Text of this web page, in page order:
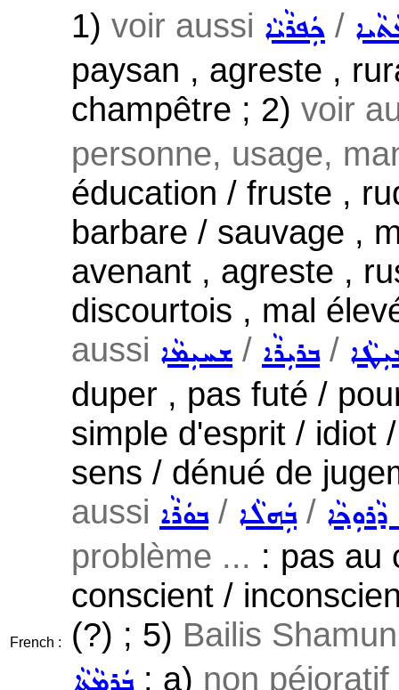
French :
1) voir aussi ܟܲܦܪܵܝܵܐ /
paysan , agreste ,
champêtre ; 2) voir
personne, usage,
éducation / fruste ,
barbare / sauvage ,
avenant , agreste ,
discourtois , mal
aussi ܫܚܝܼܡܵܐ / ܒܪܝܼܪܵܐ/
duper , pas futé /
simple d'esprit / idiot
sens / dénué de
aussi ܒܘܿܪܵܐ/ ܒܲܗܠܵܐ/
problème ... : pas au
conscient /
(?) ; 5) Bailis
: a) non péjoratif